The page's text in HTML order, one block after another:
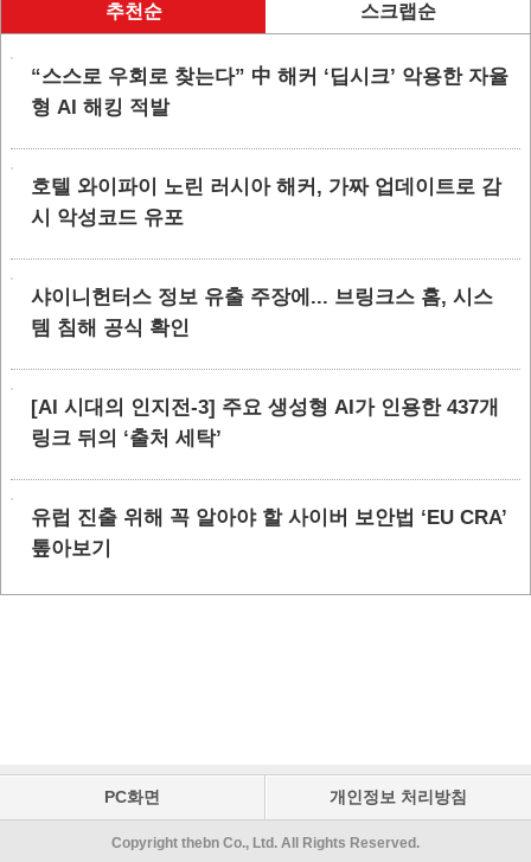
추천순 스크랩순
“스스로 우회로 찾는다” 中 해커 ‘딥시크’ 악용한 자율
형 AI 해킹 적발
호텔 와이파이 노린 러시아 해커, 가짜 업데이트로 감
시 악성코드 유포
샤이니헌터스 정보 유출 주장에... 브링크스 홈, 시스
템 침해 공식 확인
[AI 시대의 인지전-3] 주요 생성형 AI가 인용한 437개
링크 뒤의 ‘출처 세탁’
유럽 진출 위해 꼭 알아야 할 사이버 보안법 ‘EU CRA’
톺아보기
PC화면 개인정보 처리방침
Copyright thebn Co., Ltd. All Rights Reserved.